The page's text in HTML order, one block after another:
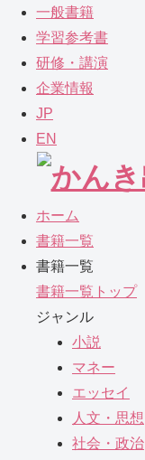
一般書籍
学習参考書
研修・講演
企業情報
JP
EN
ホーム
書籍一覧
書籍一覧
書籍一覧トップ
ジャンル
小説
マネー
エッセイ
人文・思想
社会・政治